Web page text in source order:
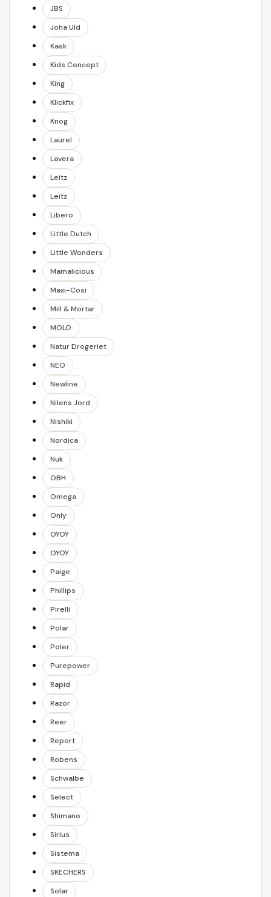
JBS
Joha Uld
Kask
Kids Concept
King
Klickfix
Knog
Laurel
Lavera
Leitz
Leitz
Libero
Little Dutch
Little Wonders
Mamalicious
Maxi-Cosi
Mill & Mortar
MOLO
Natur Drogeriet
NEO
Newline
Nilens Jord
Nishiki
Nordica
Nuk
OBH
Omega
Only
OYOY
OYOY
Paige
Phillips
Pirelli
Polar
Poler
Purepower
Rapid
Razor
Reer
Report
Robens
Schwalbe
Select
Shimano
Sirius
Sistema
SKECHERS
Solar